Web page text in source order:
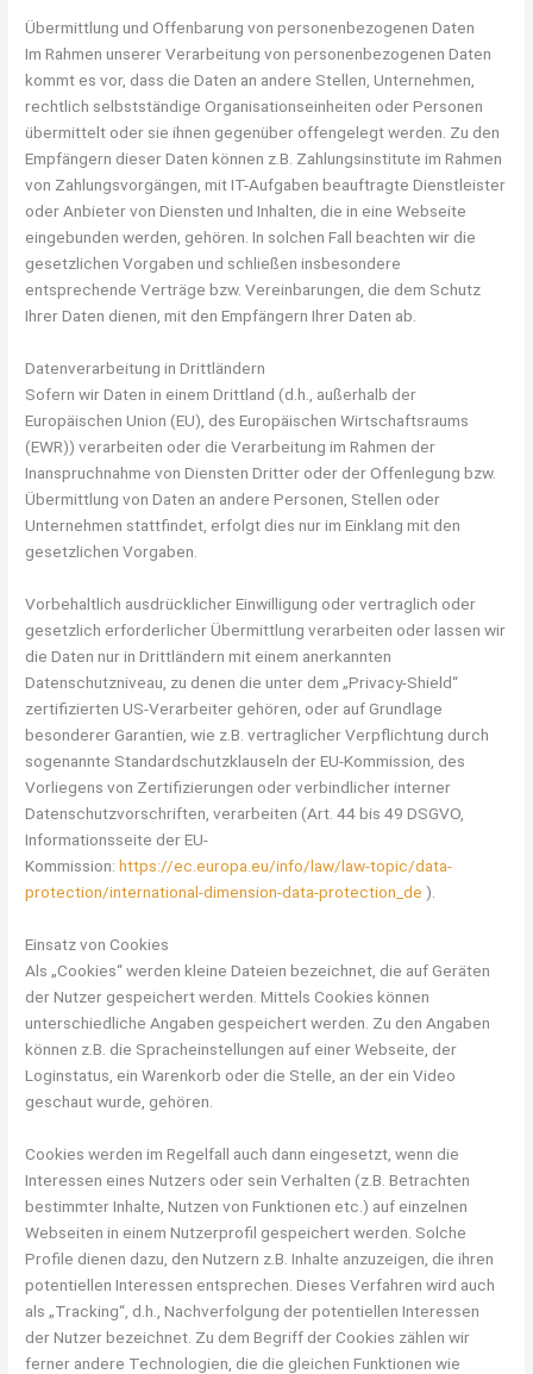
Übermittlung und Offenbarung von personenbezogenen Daten
Im Rahmen unserer Verarbeitung von personenbezogenen Daten
kommt es vor, dass die Daten an andere Stellen, Unternehmen,
rechtlich selbstständige Organisationseinheiten oder Personen
übermittelt oder sie ihnen gegenüber offengelegt werden. Zu den
Empfängern dieser Daten können z.B. Zahlungsinstitute im Rahmen
von Zahlungsvorgängen, mit IT-Aufgaben beauftragte Dienstleister
oder Anbieter von Diensten und Inhalten, die in eine Webseite
eingebunden werden, gehören. In solchen Fall beachten wir die
gesetzlichen Vorgaben und schließen insbesondere
entsprechende Verträge bzw. Vereinbarungen, die dem Schutz
Ihrer Daten dienen, mit den Empfängern Ihrer Daten ab.
Datenverarbeitung in Drittländern
Sofern wir Daten in einem Drittland (d.h., außerhalb der
Europäischen Union (EU), des Europäischen Wirtschaftsraums
(EWR)) verarbeiten oder die Verarbeitung im Rahmen der
Inanspruchnahme von Diensten Dritter oder der Offenlegung bzw.
Übermittlung von Daten an andere Personen, Stellen oder
Unternehmen stattfindet, erfolgt dies nur im Einklang mit den
gesetzlichen Vorgaben.
Vorbehaltlich ausdrücklicher Einwilligung oder vertraglich oder
gesetzlich erforderlicher Übermittlung verarbeiten oder lassen wir
die Daten nur in Drittländern mit einem anerkannten
Datenschutzniveau, zu denen die unter dem „Privacy-Shield“
zertifizierten US-Verarbeiter gehören, oder auf Grundlage
besonderer Garantien, wie z.B. vertraglicher Verpflichtung durch
sogenannte Standardschutzklauseln der EU-Kommission, des
Vorliegens von Zertifizierungen oder verbindlicher interner
Datenschutzvorschriften, verarbeiten (Art. 44 bis 49 DSGVO,
Informationsseite der EU-
Kommission:https://ec.europa.eu/info/law/law-topic/data-
protection/international-dimension-data-protection_de ).
Einsatz von Cookies
Als „Cookies“ werden kleine Dateien bezeichnet, die auf Geräten
der Nutzer gespeichert werden. Mittels Cookies können
unterschiedliche Angaben gespeichert werden. Zu den Angaben
können z.B. die Spracheinstellungen auf einer Webseite, der
Loginstatus, ein Warenkorb oder die Stelle, an der ein Video
geschaut wurde, gehören.
Cookies werden im Regelfall auch dann eingesetzt, wenn die
Interessen eines Nutzers oder sein Verhalten (z.B. Betrachten
bestimmter Inhalte, Nutzen von Funktionen etc.) auf einzelnen
Webseiten in einem Nutzerprofil gespeichert werden. Solche
Profile dienen dazu, den Nutzern z.B. Inhalte anzuzeigen, die ihren
potentiellen Interessen entsprechen. Dieses Verfahren wird auch
als „Tracking“, d.h., Nachverfolgung der potentiellen Interessen
der Nutzer bezeichnet. Zu dem Begriff der Cookies zählen wir
ferner andere Technologien, die die gleichen Funktionen wie